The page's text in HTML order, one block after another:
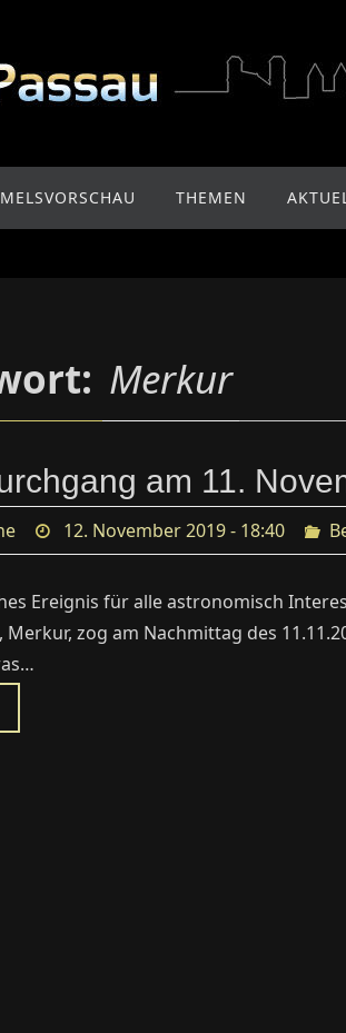
THEMEN
Merkur
am 11.
12. November 2019 - 18:40
Ereignis für alle astronomisch
Merkur, zog am Nachmittag des